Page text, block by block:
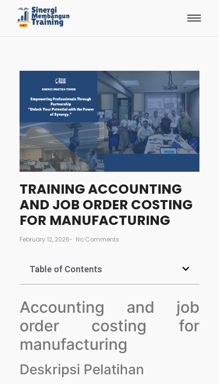
TRAINING ACCOUNTING
AND JOB ORDER COSTING
FOR MANUFACTURING
February 12, 2026- No Comments
Table of Contents
Accounting and job
order costing for
manufacturing
Deskripsi Pelatihan